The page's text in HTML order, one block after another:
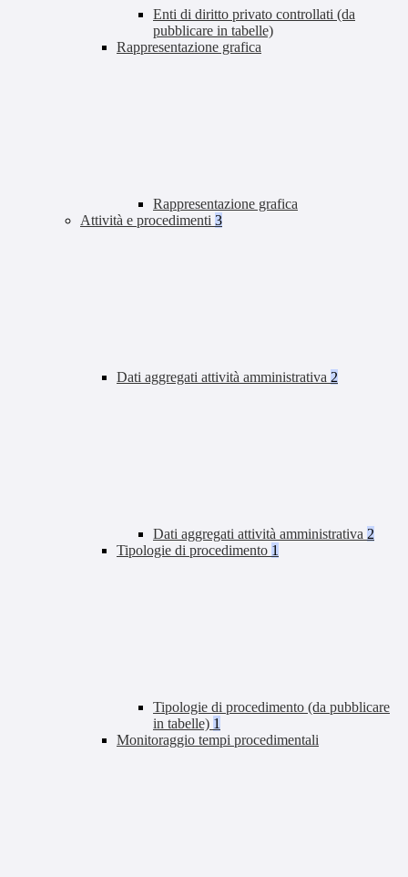
Enti di diritto privato controllati (da
pubblicare in tabelle)
Rappresentazione grafica
Rappresentazione grafica
Attività e procedimenti 3
Dati aggregati attività amministrativa 2
Dati aggregati attività amministrativa 2
Tipologie di procedimento 1
Tipologie di procedimento (da pubblicare
in tabelle) 1
Monitoraggio tempi procedimentali